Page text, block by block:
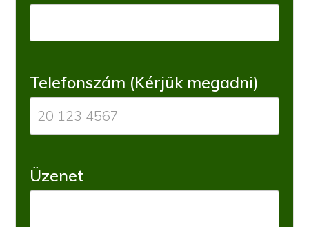
Telefonszám (Kérjük megadni)
Üzenet